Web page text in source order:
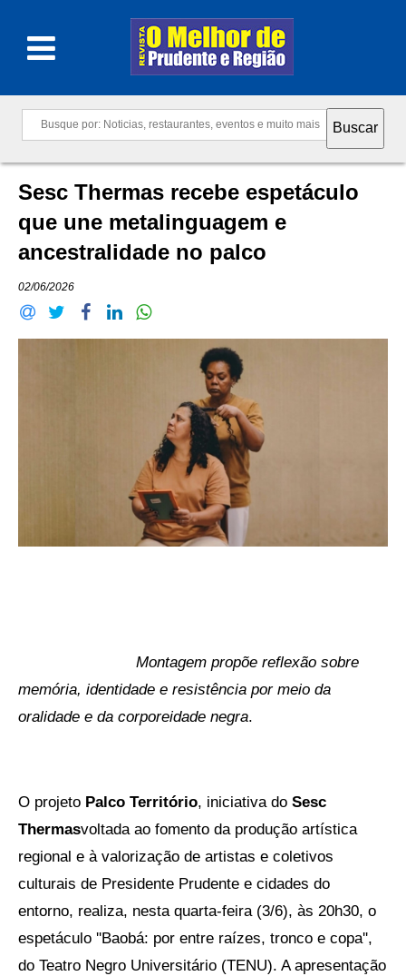
Sesc Thermas recebe espetáculo
que une metalinguagem e
ancestralidade no palco
02/06/2026
Montagem propõe reflexão sobre
memória, identidade e resistência por meio da
oralidade e da corporeidade negra.
O projeto Palco Território, iniciativa do Sesc
Thermasvoltada ao fomento da produção artística
regional e à valorização de artistas e coletivos
culturais de Presidente Prudente e cidades do
entorno, realiza, nesta quarta-feira (3/6), às 20h30, o
espetáculo ''Baobá: por entre raízes, tronco e copa'',
do Teatro Negro Universitário (TENU). A apresentação